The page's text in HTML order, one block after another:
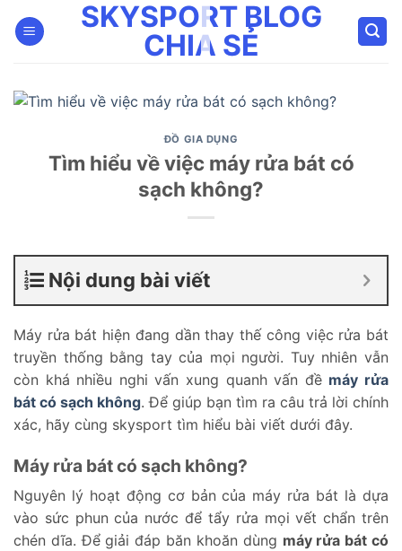
qua
SKYSPORT BLOG
CHIA SẺ
ĐỒ GIA DỤNG
Tìm hiểu về việc máy rửa bát có
sạch không?
Nội dung bài viết
Máy rửa bát hiện đang dần thay thế công việc rửa bát
truyền thống bằng tay của mọi người. Tuy nhiên vẫn
còn khá nhiều nghi vấn xung quanh vấn đề máy rửa
bát có sạch không. Để giúp bạn tìm ra câu trả lời chính
xác, hãy cùng skysport tìm hiểu bài viết dưới đây.
Máy rửa bát có sạch không?
Nguyên lý hoạt động cơ bản của máy rửa bát là dựa
vào sức phun của nước để tẩy rửa mọi vết chẩn trên
chén dĩa. Để giải đáp băn khoăn dùng máy rửa bát có